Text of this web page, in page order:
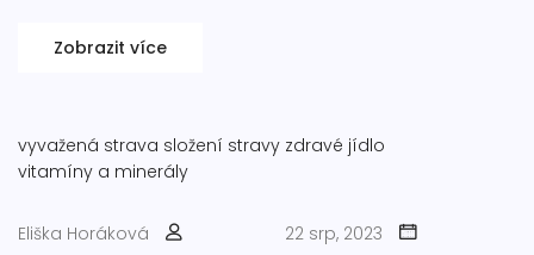
Zobrazit více
vyvažená strava složení stravy zdravé jídlo
vitamíny a minerály
Eliška Horáková
22 srp, 2023